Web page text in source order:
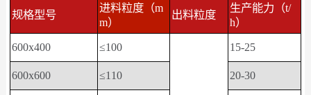
规格型号
进料粒度（m
m）
出料粒度
生产能力（t/
h）
600x400
≤100 15-25
600x600 ≤110 20-30